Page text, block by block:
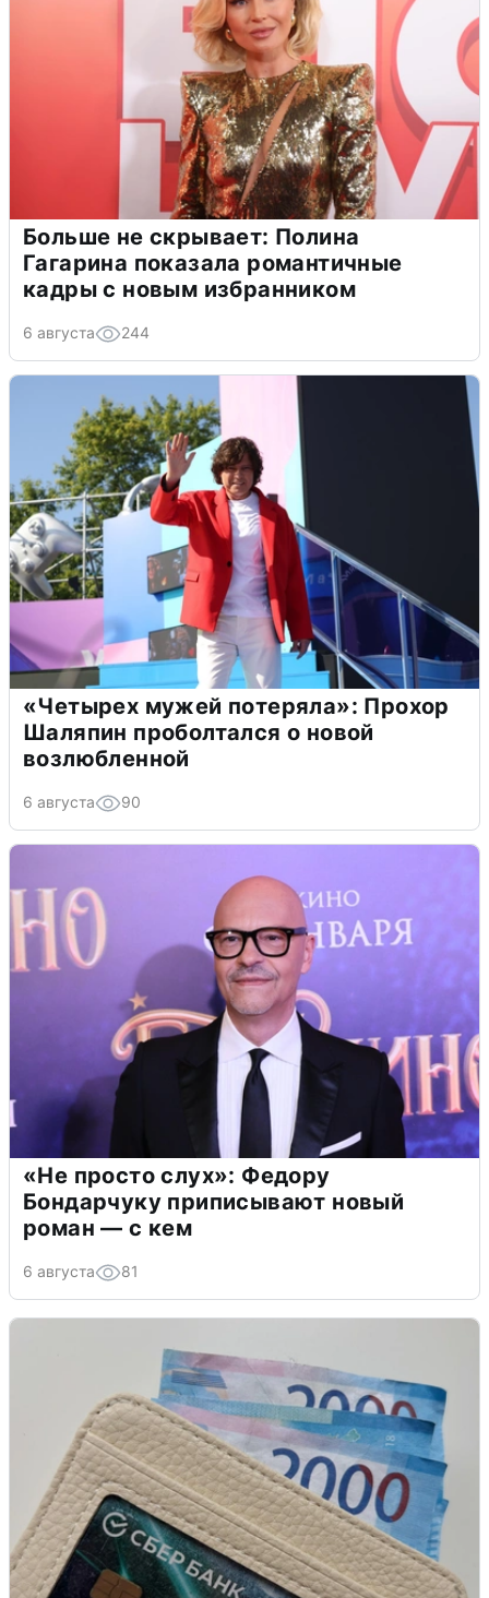
Больше не скрывает: Полина
Гагарина показала романтичные
кадры с новым избранником
6 августа 244
«Четырех мужей потеряла»: Прохор
Шаляпин проболтался о новой
возлюбленной
6 августа 90
«Не просто слух»: Федору
Бондарчуку приписывают новый
роман — с кем
6 августа 81